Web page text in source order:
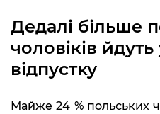
Дедалі більше
чоловіків
відпустку
Майже 24 % польських